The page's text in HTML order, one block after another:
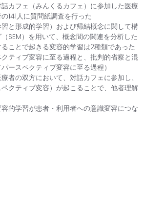
カフェ（みんくるカフェ）に参加した医療
141人に質問紙調査を行った
と形成的学習）および帰結概念に関して構
SEM）を用いて、概念間の関連を分析した
ことで起きる変容的学習は2種類であった
クティブ変容に至る過程と、批判的省察と混
ースペクティブ変容に至る過程）
者の双方において、対話カフェに参加し、
クティブ変容）が起こることで、他者理解
的学習が患者・利用者への意識変容につな